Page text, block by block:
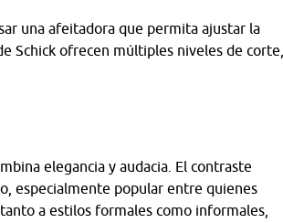
una afeitadora que permita ajustar la
Schick ofrecen múltiples niveles de corte,
elegancia y audacia. El contraste
especialmente popular entre quienes
a estilos formales como informales,